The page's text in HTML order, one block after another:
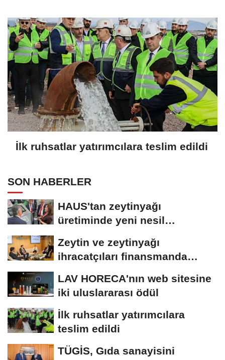
İlk ruhsatlar yatırımcılara teslim edildi
SON HABERLER
HAUS'tan zeytinyağı
üretiminde yeni nesil
Zeytin ve zeytinyağı
ihracatçıları finansmanda
LAV HORECA'nın web sitesine
iki uluslararası ödül
İlk ruhsatlar yatırımcılara
teslim edildi
TÜGİS, Gıda sanayisini